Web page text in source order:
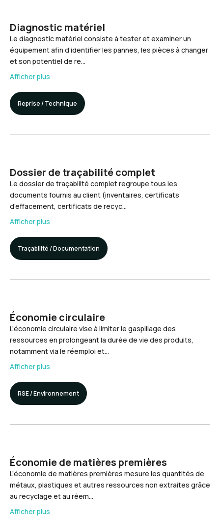
Diagnostic matériel
Le diagnostic matériel consiste à tester et examiner un
équipement afin d’identifier les pannes, les pièces à changer
et son potentiel de re…
Afficher plus
Reprise / Technique
Dossier de traçabilité complet
Le dossier de traçabilité complet regroupe tous les
documents fournis au client (inventaires, certificats
d’effacement, certificats de recyc…
Afficher plus
Traçabilité / Documentation
Économie circulaire
L’économie circulaire vise à limiter le gaspillage des
ressources en prolongeant la durée de vie des produits,
notamment via le réemploi et…
Afficher plus
RSE / Environnement
Économie de matières premières
L’économie de matières premières mesure les quantités de
métaux, plastiques et autres ressources non extraites grâce
au recyclage et au réem…
Afficher plus